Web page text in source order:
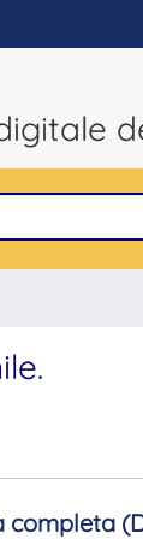
completa